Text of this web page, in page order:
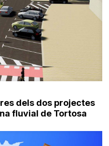
dels dos projectes
fluvial de Tortosa